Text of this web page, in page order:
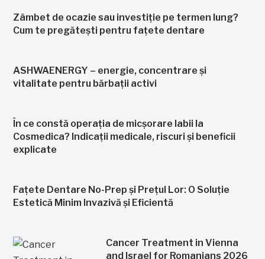
Zâmbet de ocazie sau investiție pe termen lung?
Cum te pregătești pentru fațete dentare
ASHWAENERGY – energie, concentrare și
vitalitate pentru bărbații activi
În ce constă operația de micșorare labii la
Cosmedica? Indicații medicale, riscuri și beneficii
explicate
Fațete Dentare No-Prep și Prețul Lor: O Soluție
Estetică Minim Invazivă și Eficientă
Cancer Treatment in Vienna
and Israel for Romanians 2026